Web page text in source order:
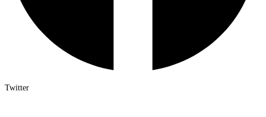
Twitter